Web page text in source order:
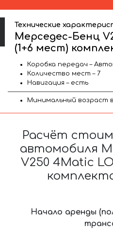
Технические
Мерседес-Бенц
(1+6 мест)
Коробка передач –
Количество мест – 7
Навигация – есть
Минимальный возраст
Расчёт
автомобиля
V250 4Matic
Начало аренды